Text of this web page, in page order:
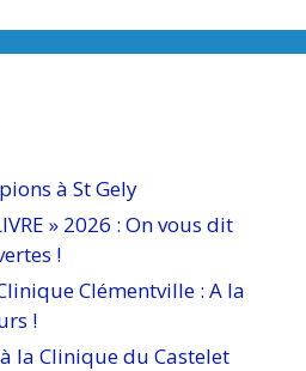
à St Gely
» 2026 : On vous dit
!
Clémentville : A la
!
la Clinique du Castelet